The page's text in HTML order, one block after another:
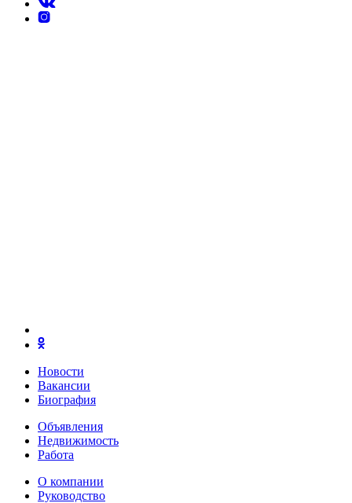
Новости
Вакансии
Биография
Объявления
Недвижимость
Работа
О компании
Руководство